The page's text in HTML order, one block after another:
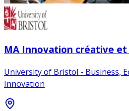
MA Innovation créative
University of Bristol - Business,
Innovation